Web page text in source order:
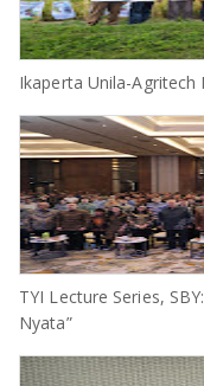
Ikaperta Unila-
TYI Lecture Series,
Nyata”